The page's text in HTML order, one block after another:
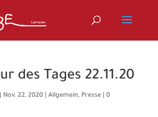
des Tages 22.11.20
Nov. 22, 2020| Allgemein, Presse| 0